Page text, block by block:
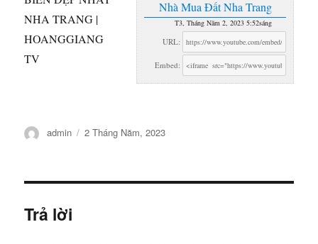
Nhà Mua Đất Nha Trang
T3, Tháng Năm 2, 2023 5:52sáng
URL:
Embed:
NHA TRANG |
HOANGGIANG
TV
Tác
admin
Đăng
2 Tháng Năm, 2023
Trả lời